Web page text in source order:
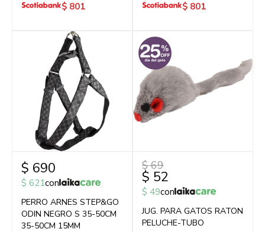
$ 801 $ 801
$ 690
$ 621con
PERRO ARNES STEP&GO
ODIN NEGRO S 35-50CM
35-50CM 15MM
$ 52
$ 69
$ 49con
JUG. PARA GATOS RATON
PELUCHE-TUBO